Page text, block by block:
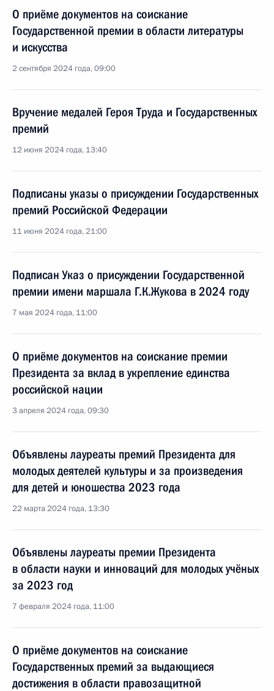
О приёме документов на соискание
Государственной премии в области литературы
и искусства
2 сентября 2024 года, 09:00
Вручение медалей Героя Труда и Государственных
премий
12 июня 2024 года, 13:40
Подписаны указы о присуждении Государственных
премий Российской Федерации
11 июня 2024 года, 21:00
Подписан Указ о присуждении Государственной
премии имени маршала Г.К.Жукова в 2024 году
7 мая 2024 года, 11:00
О приёме документов на соискание премии
Президента за вклад в укрепление единства
российской нации
3 апреля 2024 года, 09:30
Объявлены лауреаты премий Президента для
молодых деятелей культуры и за произведения
для детей и юношества 2023 года
22 марта 2024 года, 13:30
Объявлены лауреаты премии Президента
в области науки и инноваций для молодых учёных
за 2023 год
7 февраля 2024 года, 11:00
О приёме документов на соискание
Государственных премий за выдающиеся
достижения в области правозащитной